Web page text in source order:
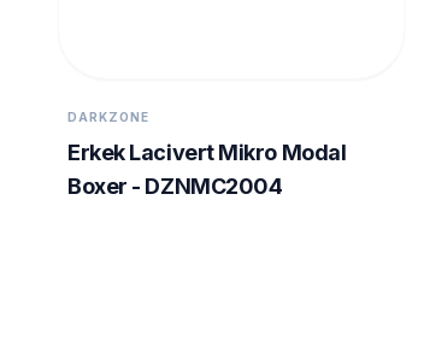
DARKZONE
Erkek Lacivert Mikro Modal
Boxer - DZNMC2004